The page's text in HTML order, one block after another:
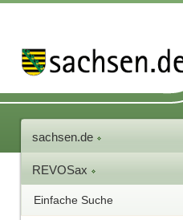
sachsen.de
REVOSax
Einfache Suche